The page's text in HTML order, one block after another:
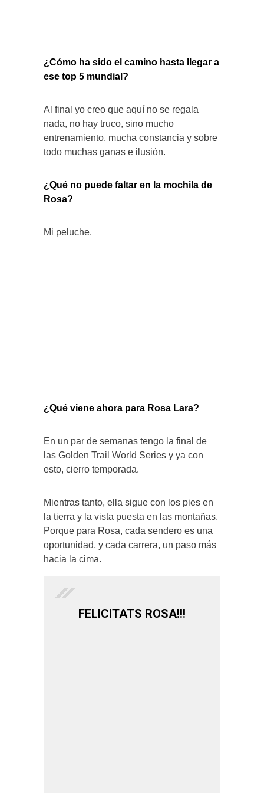
¿Cómo ha sido el camino hasta llegar a
ese top 5 mundial?
Al final yo creo que aquí no se regala
nada, no hay truco, sino mucho
entrenamiento, mucha constancia y sobre
todo muchas ganas e ilusión.
¿Qué no puede faltar en la mochila de
Rosa?
Mi peluche.
¿Qué viene ahora para Rosa Lara?
En un par de semanas tengo la final de
las Golden Trail World Series y ya con
esto, cierro temporada.
Mientras tanto, ella sigue con los pies en
la tierra y la vista puesta en las montañas.
Porque para Rosa, cada sendero es una
oportunidad, y cada carrera, un paso más
hacia la cima.
FELICITATS ROSA!!!